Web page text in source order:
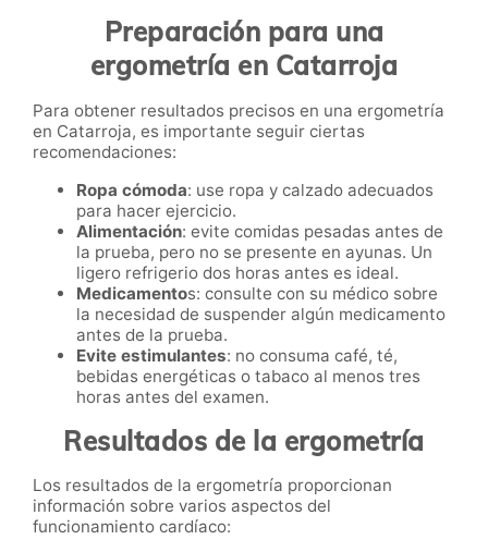
Preparación para una
ergometría en Catarroja
Para obtener resultados precisos en una ergometría
en Catarroja, es importante seguir ciertas
recomendaciones:
Ropa cómoda: use ropa y calzado adecuados
para hacer ejercicio.
Alimentación: evite comidas pesadas antes de
la prueba, pero no se presente en ayunas. Un
ligero refrigerio dos horas antes es ideal.
Medicamentos: consulte con su médico sobre
la necesidad de suspender algún medicamento
antes de la prueba.
Evite estimulantes: no consuma café, té,
bebidas energéticas o tabaco al menos tres
horas antes del examen.
Resultados de la ergometría
Los resultados de la ergometría proporcionan
información sobre varios aspectos del
funcionamiento cardíaco: